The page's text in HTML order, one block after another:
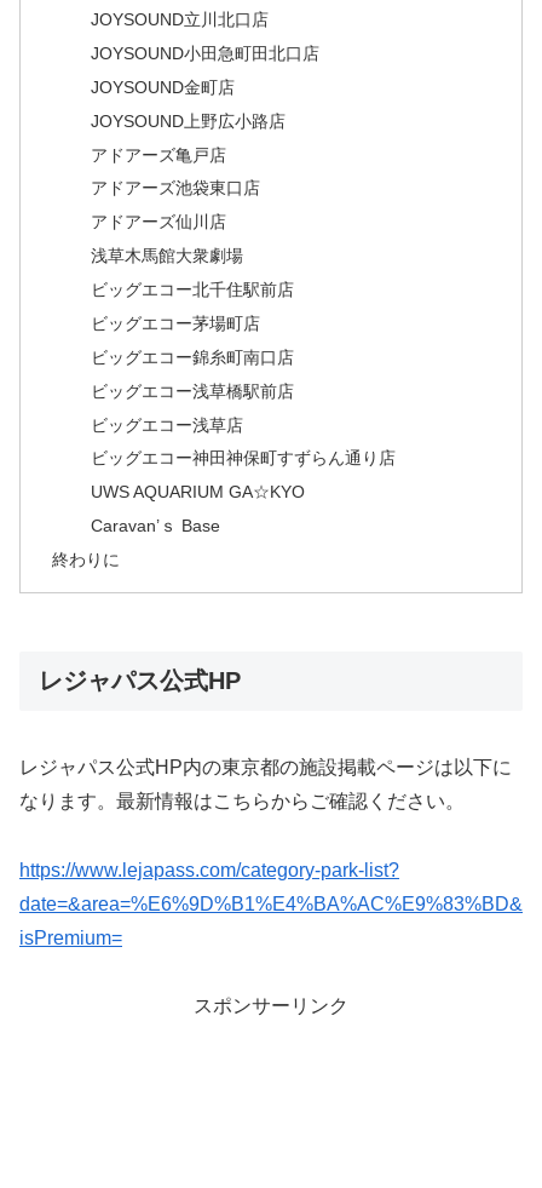
JOYSOUND立川北口店
JOYSOUND小田急町田北口店
JOYSOUND金町店
JOYSOUND上野広小路店
アドアーズ亀戸店
アドアーズ池袋東口店
アドアーズ仙川店
浅草木馬館大衆劇場
ビッグエコー北千住駅前店
ビッグエコー茅場町店
ビッグエコー錦糸町南口店
ビッグエコー浅草橋駅前店
ビッグエコー浅草店
ビッグエコー神田神保町すずらん通り店
UWS AQUARIUM GA☆KYO
Caravan’ｓ Base
終わりに
レジャパス公式HP
レジャパス公式HP内の東京都の施設掲載ページは以下に
なります。最新情報はこちらからご確認ください。
https://www.lejapass.com/category-park-list?
date=&area=%E6%9D%B1%E4%BA%AC%E9%83%BD&
isPremium=
スポンサーリンク